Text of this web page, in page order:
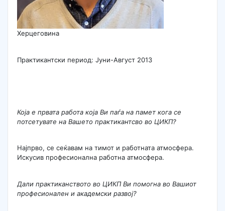
Херцеговина
Практикантски период: Јуни-Август 2013
Која е првата работа која Ви паѓа на памет кога се
потсетувате на Вашето практикантсво во ЦИКП?
Најпрво, се сеќавам на тимот и работната атмосфера.
Искусив професионална работна атмосфера.
Дали практиканството во ЦИКП Ви помогна во Вашиот
професионален и академски развој?